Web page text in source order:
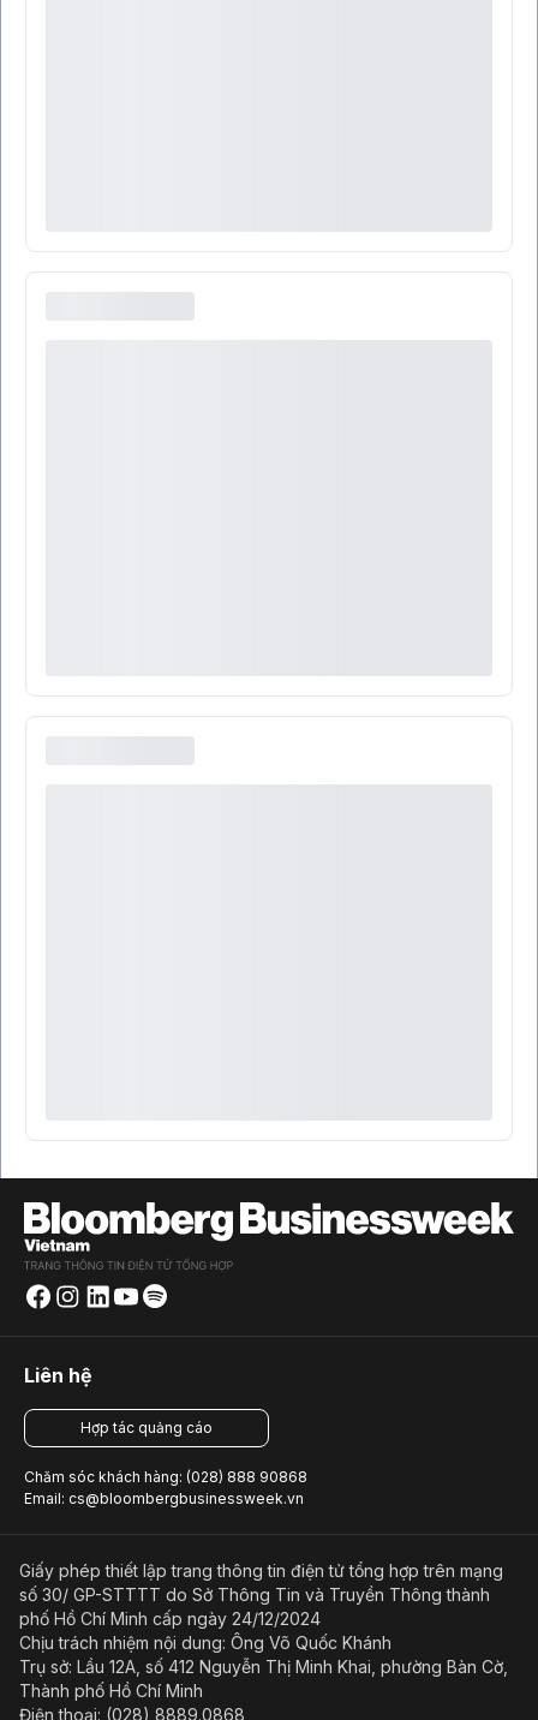
Liên hệ
Hợp tác quảng cáo
Chăm sóc khách hàng: (028) 888 90868
Email: cs@bloombergbusinessweek.vn
Giấy phép thiết lập trang thông tin điện tử tổng hợp trên mạng
số 30/ GP-STTTT do Sở Thông Tin và Truyền Thông thành
phố Hồ Chí Minh cấp ngày 24/12/2024
Chịu trách nhiệm nội dung: Ông Võ Quốc Khánh
Trụ sở: Lầu 12A, số 412 Nguyễn Thị Minh Khai, phường Bàn Cờ,
Thành phố Hồ Chí Minh
Điện thoại: (028) 8889.0868